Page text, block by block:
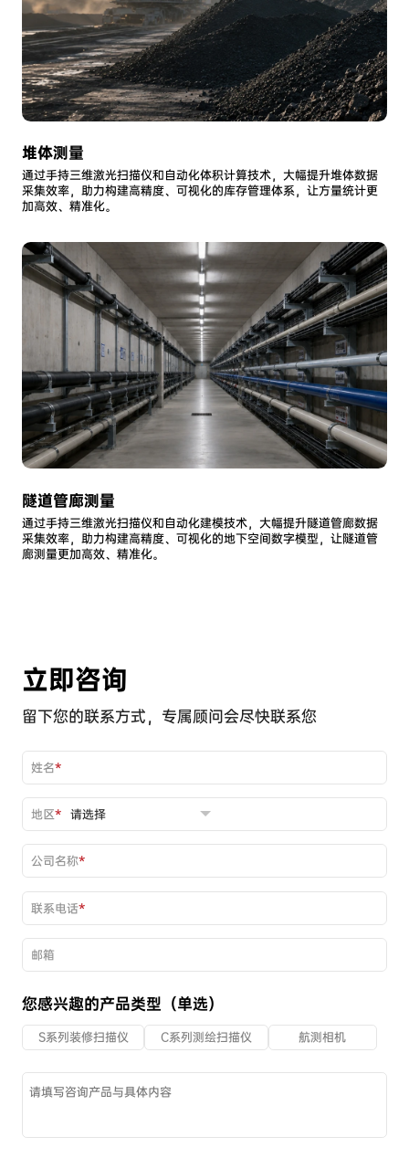
堆体测量
通过手持三维激光扫描仪和自动化体积计算技术，大幅提升堆体数据
采集效率，助力构建高精度、可视化的库存管理体系，让方量统计更
加高效、精准化。
隧道管廊测量
通过手持三维激光扫描仪和自动化建模技术，大幅提升隧道管廊数据
采集效率，助力构建高精度、可视化的地下空间数字模型，让隧道管
廊测量更加高效、精准化。
立即咨询
留下您的联系方式，专属顾问会尽快联系您
姓名*
地区*
公司名称*
联系电话*
邮箱
您感兴趣的产品类型（单选）
S系列装修扫描仪 C系列测绘扫描仪 航测相机